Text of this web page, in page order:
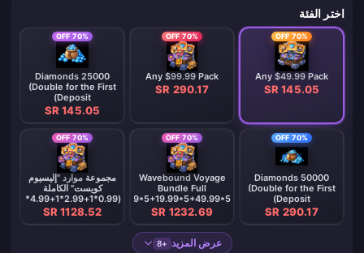
بعد إتمام الدفع.اختر الفئة
70% OFF
Any $49.99 Pack
SR 145.05
70% OFF
Any $99.99 Pack
SR 290.17
70% OFF
25000 Diamonds
(Double for the First
Deposit)
SR 145.05
70% OFF
50000 Diamonds
(Double for the First
Deposit)
SR 290.17
70% OFF
Wavebound Voyage
Bundle Full
Set(4.99*5+9.99*5+19.99*5+49.99*5)
SR 1232.69
70% OFF
مجموعة موارد "إليسيوم
كويست" الكاملة
(0.99*1+2.99*1+4.99*1+9.99*1+19.99*1+49.99*1+99.99*3)
SR 1128.52
عرض المزيد +8